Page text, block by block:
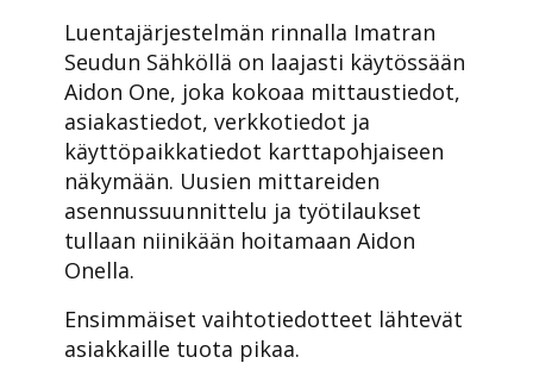
Luentajärjestelmän rinnalla Imatran
Seudun Sähköllä on laajasti käytössään
Aidon One, joka kokoaa mittaustiedot,
asiakastiedot, verkkotiedot ja
käyttöpaikkatiedot karttapohjaiseen
näkymään. Uusien mittareiden
asennussuunnittelu ja työtilaukset
tullaan niinikään hoitamaan Aidon
Onella.
Ensimmäiset vaihtotiedotteet lähtevät
asiakkaille tuota pikaa.